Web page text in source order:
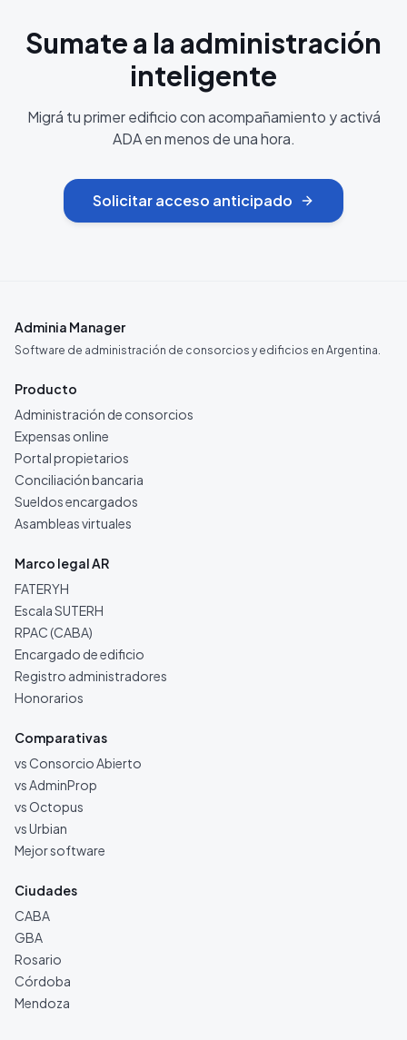
Sumate a la administración
inteligente
Migrá tu primer edificio con acompañamiento y activá
ADA en menos de una hora.
Solicitar acceso anticipado
Adminia Manager
Software de administración de consorcios y edificios en Argentina.
Producto
Administración de consorcios
Expensas online
Portal propietarios
Conciliación bancaria
Sueldos encargados
Asambleas virtuales
Marco legal AR
FATERYH
Escala SUTERH
RPAC (CABA)
Encargado de edificio
Registro administradores
Honorarios
Comparativas
vs Consorcio Abierto
vs AdminProp
vs Octopus
vs Urbian
Mejor software
Ciudades
CABA
GBA
Rosario
Córdoba
Mendoza